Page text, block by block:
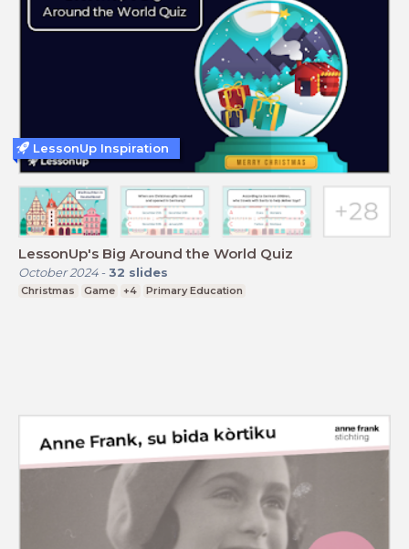
LessonUp's Big Around the World Quiz
October 2024- 32 slides
Christmas Game +4 Primary Education
LessonUp Inspiration